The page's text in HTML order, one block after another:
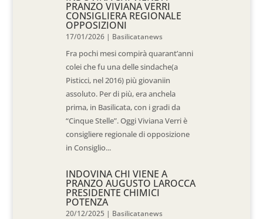
PRANZO VIVIANA VERRI
CONSIGLIERA REGIONALE
OPPOSIZIONI
17/01/2026 | Basilicatanews
Fra pochi mesi compirà quarant’anni
colei che fu una delle sindache(a
Pisticci, nel 2016) più giovaniin
assoluto. Per di più, era anchela
prima, in Basilicata, con i gradi da
“Cinque Stelle”. Oggi Viviana Verri è
consigliere regionale di opposizione
in Consiglio...
INDOVINA CHI VIENE A
PRANZO AUGUSTO LAROCCA
PRESIDENTE CHIMICI
POTENZA
20/12/2025 | Basilicatanews